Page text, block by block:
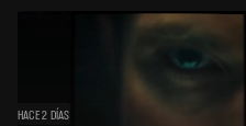
HACE 2 DÍAS